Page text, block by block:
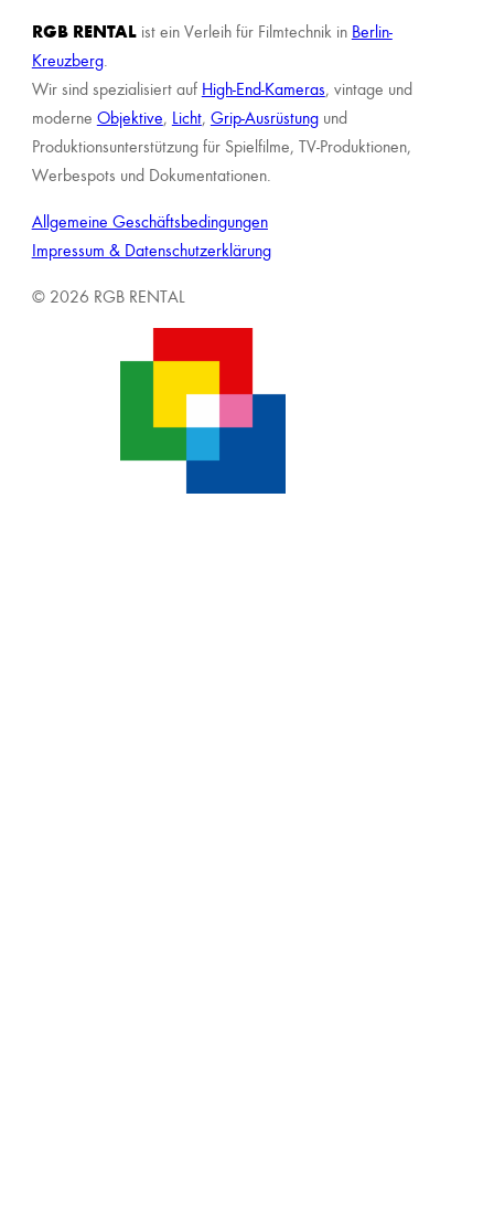
RGB RENTAList ein Verleih für Filmtechnik in Berlin-
Kreuzberg.
Wir sind spezialisiert auf High-End-Kameras, vintage und
moderne Objektive, Licht, Grip-Ausrüstungund
Produktionsunterstützung für Spielfilme, TV-Produktionen,
Werbespots und Dokumentationen.
Allgemeine Geschäftsbedingungen
Impressum & Datenschutzerklärung
© 2026 RGB RENTAL